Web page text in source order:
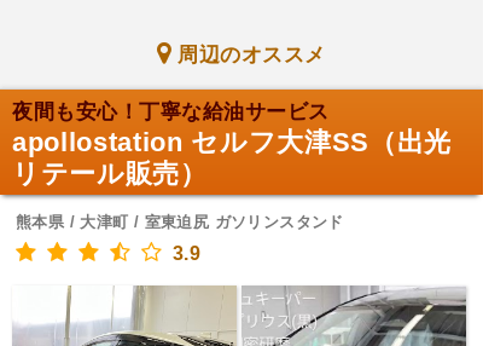
周辺のオススメ
夜間も安心！丁寧な給油サービス
apollostation セルフ大津SS（出光
リテール販売）
熊本県 / 大津町 / 室東迫尻 ガソリンスタンド
3.9